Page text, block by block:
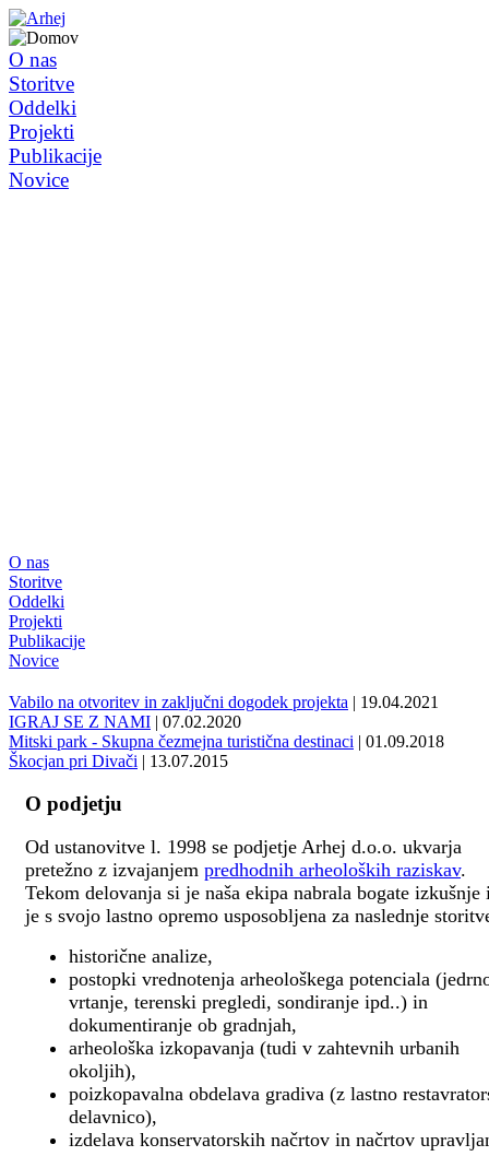
O nas
Storitve
Oddelki
Projekti
Publikacije
Novice
O nas
Storitve
Oddelki
Projekti
Publikacije
Novice
Vabilo na otvoritev in zaključni dogodek projekta | 19.04.2021
IGRAJ SE Z NAMI | 07.02.2020
Mitski park - Skupna čezmejna turistična destinaci | 01.09.2018
Škocjan pri Divači | 13.07.2015
O podjetju
Od ustanovitve l. 1998 se podjetje Arhej d.o.o. ukvarja
pretežno z izvajanjem predhodnih arheoloških raziskav.
Tekom delovanja si je naša ekipa nabrala bogate izkušnje
je s svojo lastno opremo usposobljena za naslednje
historične analize,
postopki vrednotenja arheološkega potenciala
vrtanje, terenski pregledi, sondiranje ipd..) in
dokumentiranje ob gradnjah,
arheološka izkopavanja (tudi v zahtevnih urbanih
okoljih),
poizkopavalna obdelava gradiva (z lastno
delavnico),
izdelava konservatorskih načrtov in načrtov